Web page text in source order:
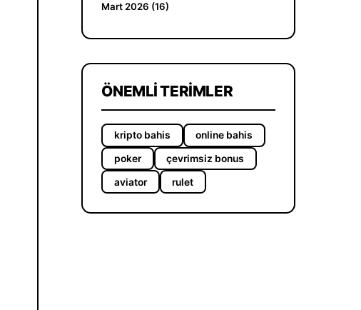
Mart 2026 (16)
ÖNEMLI TERIMLER
kripto bahis online bahis
poker çevrimsiz bonus
aviator rulet